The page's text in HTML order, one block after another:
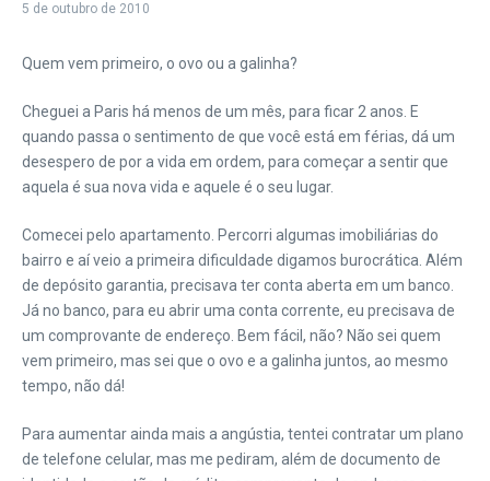
5 de outubro de 2010
Quem vem primeiro, o ovo ou a galinha?
Cheguei a Paris há menos de um mês, para ficar 2 anos. E
quando passa o sentimento de que você está em férias, dá um
desespero de por a vida em ordem, para começar a sentir que
aquela é sua nova vida e aquele é o seu lugar.
Comecei pelo apartamento. Percorri algumas imobiliárias do
bairro e aí veio a primeira dificuldade digamos burocrática. Além
de depósito garantia, precisava ter conta aberta em um banco.
Já no banco, para eu abrir uma conta corrente, eu precisava de
um comprovante de endereço. Bem fácil, não? Não sei quem
vem primeiro, mas sei que o ovo e a galinha juntos, ao mesmo
tempo, não dá!
Para aumentar ainda mais a angústia, tentei contratar um plano
de telefone celular, mas me pediram, além de documento de